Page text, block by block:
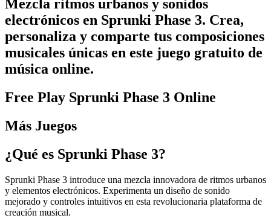
Mezcla ritmos urbanos y sonidos
electrónicos en Sprunki Phase 3. Crea,
personaliza y comparte tus composiciones
musicales únicas en este juego gratuito de
música online.
Free Play Sprunki Phase 3 Online
Más Juegos
¿Qué es Sprunki Phase 3?
Sprunki Phase 3 introduce una mezcla innovadora de ritmos urbanos
y elementos electrónicos. Experimenta un diseño de sonido
mejorado y controles intuitivos en esta revolucionaria plataforma de
creación musical.